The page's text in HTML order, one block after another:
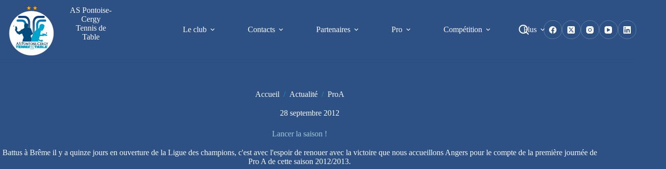
contenu
AS Pontoise-
Cergy
Tennis de
Table
Le club Contacts Partenaires Pro Compétition Plus
Accueil / Actualité / ProA
28 septembre 2012
Lancer la saison !
Battus à Brême il y a quinze jours en ouverture de la Ligue des champions, c'est avec l'espoir de renouer avec la victoire que nous accueillons Angers pour le compte de la première journée de
Pro A de cette saison 2012/2013.